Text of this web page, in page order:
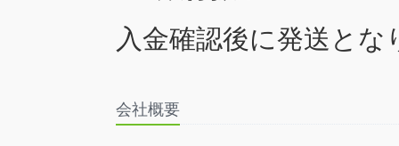
入金確認後に発送とな
会社概要